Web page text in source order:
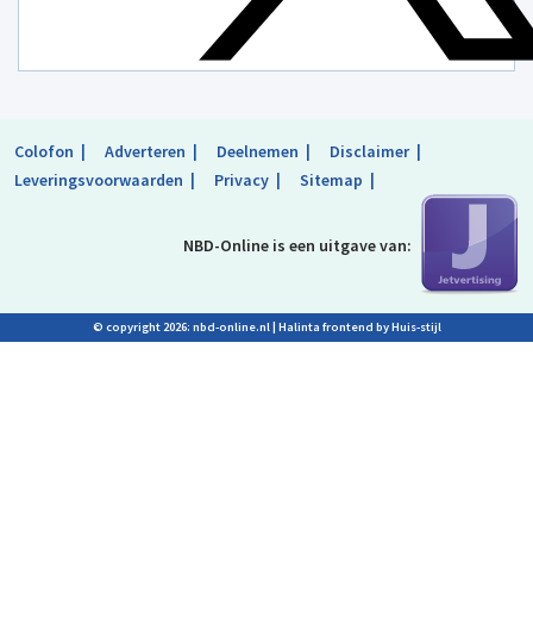
Colofon Adverteren Deelnemen
Disclaimer
Leveringsvoorwaarden
Privacy Sitemap
NBD-Online is een uitgave van:
© copyright 2026: nbd-online.nl | Halinta frontend by Huis-stijl